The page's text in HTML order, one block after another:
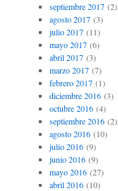
septiembre 2017(2)
agosto 2017(3)
julio 2017(11)
mayo 2017(6)
abril 2017(3)
marzo 2017(7)
febrero 2017(1)
diciembre 2016(3)
octubre 2016(4)
septiembre 2016(2)
agosto 2016(10)
julio 2016(9)
junio 2016(9)
mayo 2016(27)
abril 2016(10)